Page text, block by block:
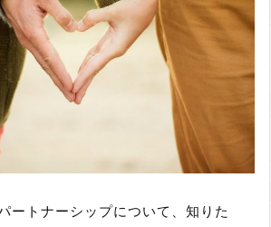
ートナーシップについて、知りた